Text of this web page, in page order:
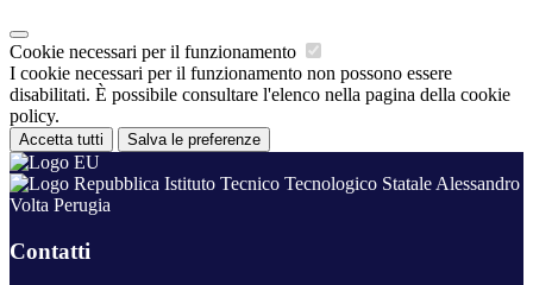
Cookie necessari per il funzionamento
I cookie necessari per il funzionamento non possono essere
disabilitati. È possibile consultare l'elenco nella pagina della cookie
policy.
Accetta tutti Salva le preferenze
Istituto Tecnico Tecnologico Statale Alessandro
Volta Perugia
Contatti